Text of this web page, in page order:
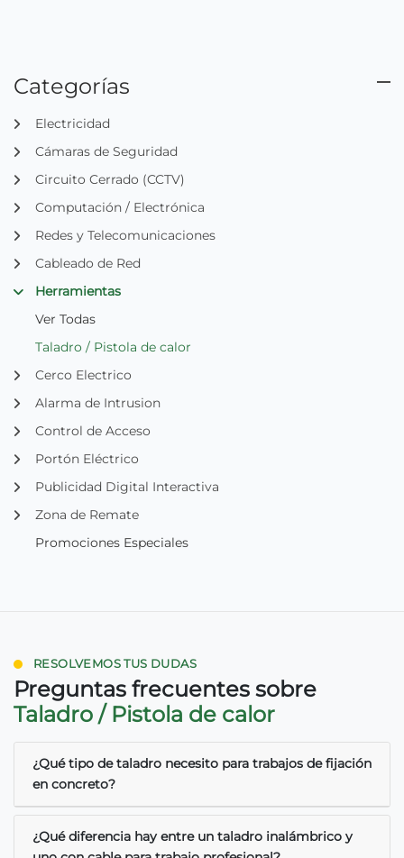
Categorías
Electricidad
Cámaras de Seguridad
Circuito Cerrado (CCTV)
Computación / Electrónica
Redes y Telecomunicaciones
Cableado de Red
Herramientas
Ver Todas
Taladro / Pistola de calor
Cerco Electrico
Alarma de Intrusion
Control de Acceso
Portón Eléctrico
Publicidad Digital Interactiva
Zona de Remate
Promociones Especiales
RESOLVEMOS TUS DUDAS
Preguntas frecuentes sobre
Taladro / Pistola de calor
¿Qué tipo de taladro necesito para trabajos de fijación
en concreto?
¿Qué diferencia hay entre un taladro inalámbrico y